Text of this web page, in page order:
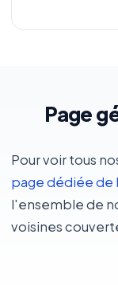
Page
Pour voir tous
page dédiée de
l'ensemble de
voisines